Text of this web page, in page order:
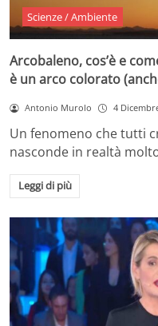
Scienze / Ambiente
Arcobaleno, cos’è e
è un arco colorato
Antonio Murolo 4
Un fenomeno che tutti
nasconde in realtà
Leggi di più